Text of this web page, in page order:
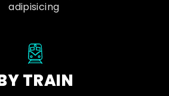
adipisicing
TRAIN